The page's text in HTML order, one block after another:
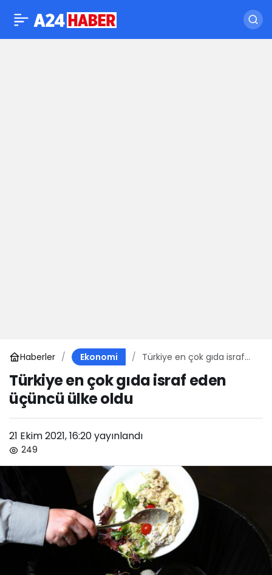
Haberler Ekonomi
Türkiye en çok gıda israf
Türkiye en çok gıda israf eden
üçüncü ülke oldu
21 Ekim 2021, 16:20yayınlandı
249